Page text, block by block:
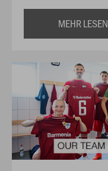
MEHR LESEN